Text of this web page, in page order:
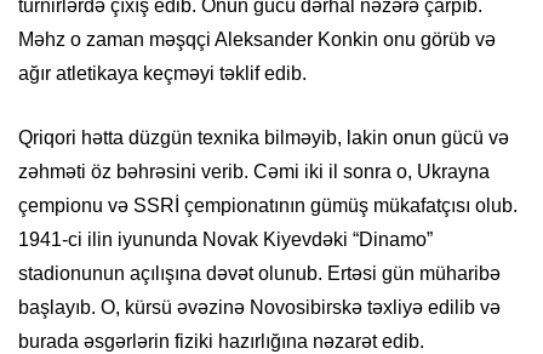
turnirlərdə çıxış edib. Onun gücü dərhal nəzərə çarpıb.
Məhz o zaman məşqçi Aleksander Konkin onu görüb və
ağır atletikaya keçməyi təklif edib.
Qriqori hətta düzgün texnika bilməyib, lakin onun gücü və
zəhməti öz bəhrəsini verib. Cəmi iki il sonra o, Ukrayna
çempionu və SSRİ çempionatının gümüş mükafatçısı olub.
1941-ci ilin iyununda Novak Kiyevdəki “Dinamo”
stadionunun açılışına dəvət olunub. Ertəsi gün müharibə
başlayıb. O, kürsü əvəzinə Novosibirskə təxliyə edilib və
burada əsgərlərin fiziki hazırlığına nəzarət edib.